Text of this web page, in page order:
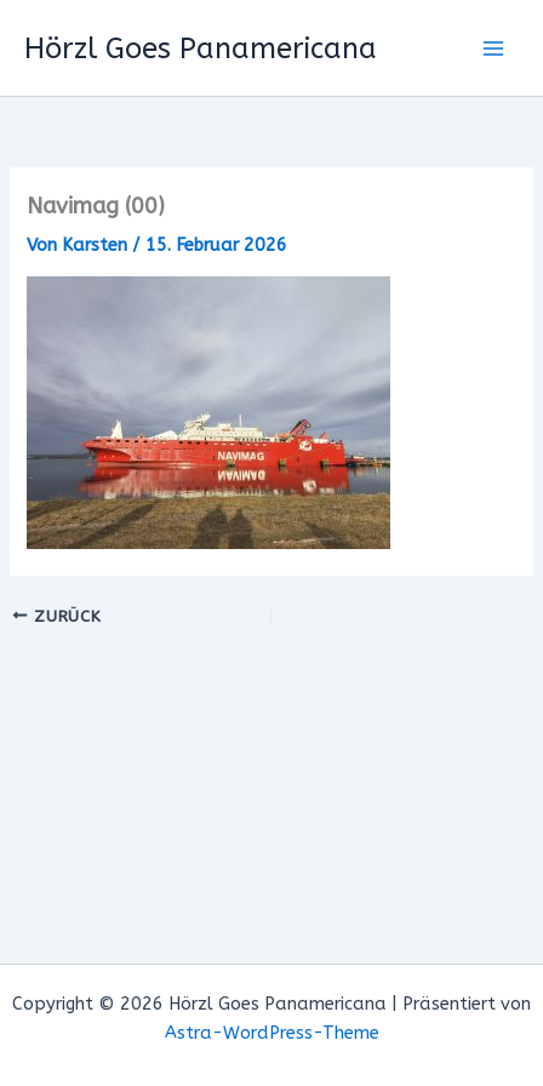
InhaltHörzl Goes Panamericana
Navimag (00)
Von Karsten / 15. Februar 2026
ZURÜCK
Copyright © 2026 Hörzl Goes Panamericana | Präsentiert von
Astra-WordPress-Theme